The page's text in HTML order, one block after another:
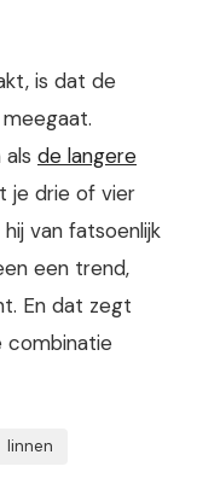
is dat de
de langere
je drie of vier
van fatsoenlijk
een trend,
En dat zegt
combinatie
linnen